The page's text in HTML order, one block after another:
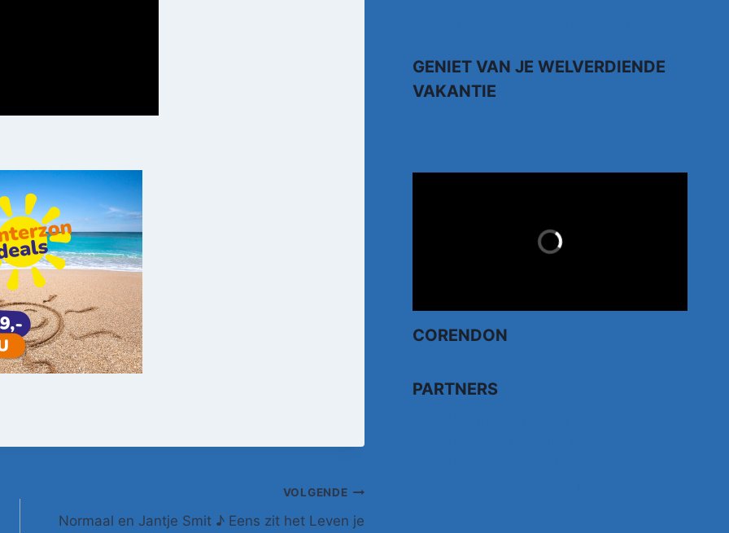
VOLGENDE
Normaal en Jantje Smit ♪ Eens zit het Leven je
GENIET VAN JE WELVERDIENDE
VAKANTIE
CORENDON
PARTNERS